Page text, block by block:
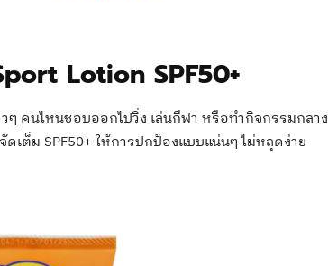
Lotion SPF50+
คนไหนชอบออกไปวิ่ง เล่นกีฬา หรือทำกิจกรรมกลาง
เต็ม SPF50+ ให้การปกป้องแบบแน่นๆ ไม่หลุดง่าย